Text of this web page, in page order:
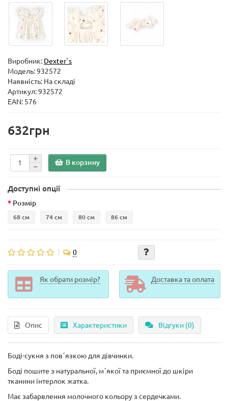
Виробник: Dexter`s
Модель:932572
Наявність: На складі
Артикул: 932572
EAN: 576
632грн
В корзину
Доступні опції
Розмір
68 см 74 см 80 см 86 см
0
Як обрати розмір? Доставка та оплата
Опис Характеристики Відгуки (0)
Боді-сукня з повʼязкою для дівчинки.
Боді пошите з натуральної, мʼякої та приємної до шкіри
тканини інтерлок жатка.
Має забарвлення молочного кольору з сердечками.